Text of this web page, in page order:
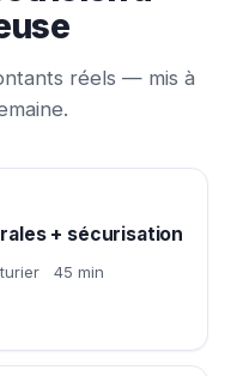
réels — mis à
+ sécurisation
45 min